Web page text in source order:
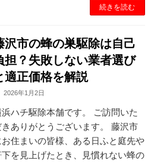
続きを読む
沢市の蜂の巣駆除は自己
担？失敗しない業者選び
適正価格を解説
2026年1月2日
浜ハチ駆除本舗です。 ご訪問いた
きありがとうございます。 藤沢市
お住まいの皆様、ある日ふと庭先や
下を見上げたとき、見慣れない蜂の